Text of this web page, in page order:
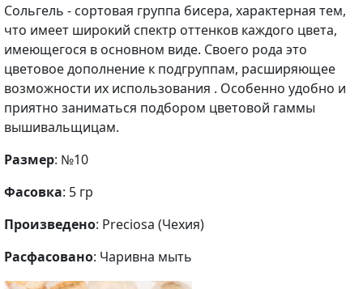
Сольгель - сортовая группа бисера, характерная тем,
что имеет широкий спектр оттенков каждого цвета,
имеющегося в основном виде. Своего рода это
цветовое дополнение к подгруппам, расширяющее
возможности их использования . Особенно удобно и
приятно заниматься подбором цветовой гаммы
вышивальщицам.
Размер: №10
Фасовка: 5 гр
Произведено: Preciosa (Чехия)
Расфасовано: Чаривна мыть